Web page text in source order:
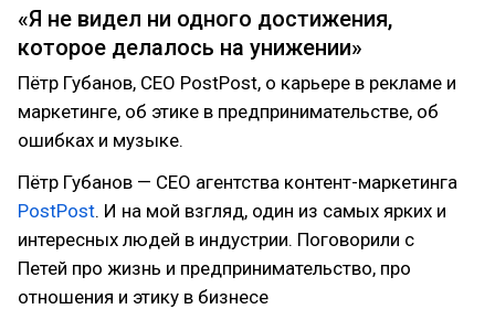
«Я не видел ни одного достижения,
которое делалось на унижении»
Пётр Губанов, СЕО PostPost, о карьере в рекламе и
маркетинге, об этике в предпринимательстве, об
ошибках и музыке.
Пётр Губанов — СЕО агентства контент-маркетинга
PostPost. И на мой взгляд, один из самых ярких и
интересных людей в индустрии. Поговорили с
Петей про жизнь и предпринимательство, про
отношения и этику в бизнесе